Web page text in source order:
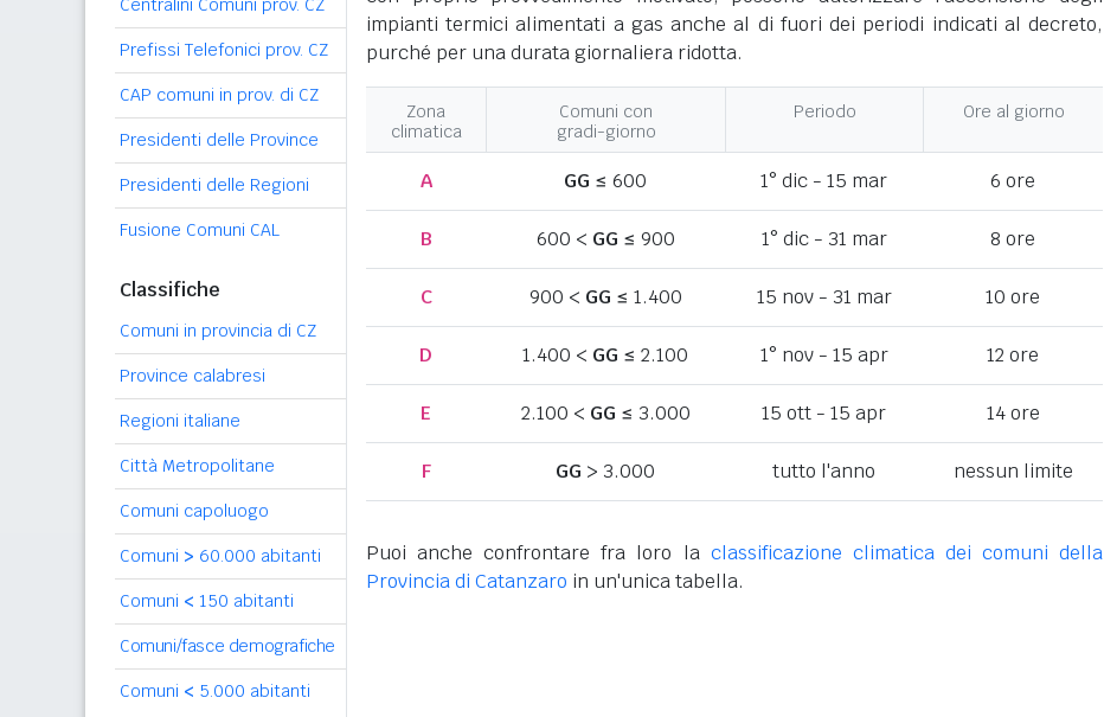
Centralini Comuni prov. CZ
Prefissi Telefonici prov. CZ
CAP comuni in prov. di CZ
Presidenti delle Province
Presidenti delle Regioni
Fusione Comuni CAL
Classifiche
Comuni in provincia di CZ
Province calabresi
Regioni italiane
Città Metropolitane
Comuni capoluogo
Comuni > 60.000 abitanti
Comuni < 150 abitanti
Comuni/fasce demografiche
Comuni < 5.000 abitanti
impianti termici alimentati a gas anche al di fuori dei periodi indicati al decreto,
purché per una durata giornaliera ridotta.
Zona
climatica
Comuni con
gradi-giorno
Periodo Ore al giorno
A GG ≤ 600 1° dic - 15 mar 6 ore
B 600 < GG ≤ 900 1° dic - 31 mar 8 ore
C 900 < GG ≤ 1.400 15 nov - 31 mar 10 ore
D 1.400 < GG ≤ 2.100 1° nov - 15 apr 12 ore
E 2.100 < GG ≤ 3.000 15 ott - 15 apr 14 ore
F GG > 3.000 tutto l'anno nessun limite
Puoi anche confrontare fra loro la classificazione climatica dei comuni della
Provincia di Catanzaro in un'unica tabella.